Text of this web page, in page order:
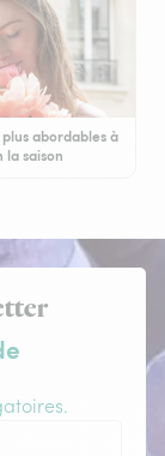
abordables à
la saison